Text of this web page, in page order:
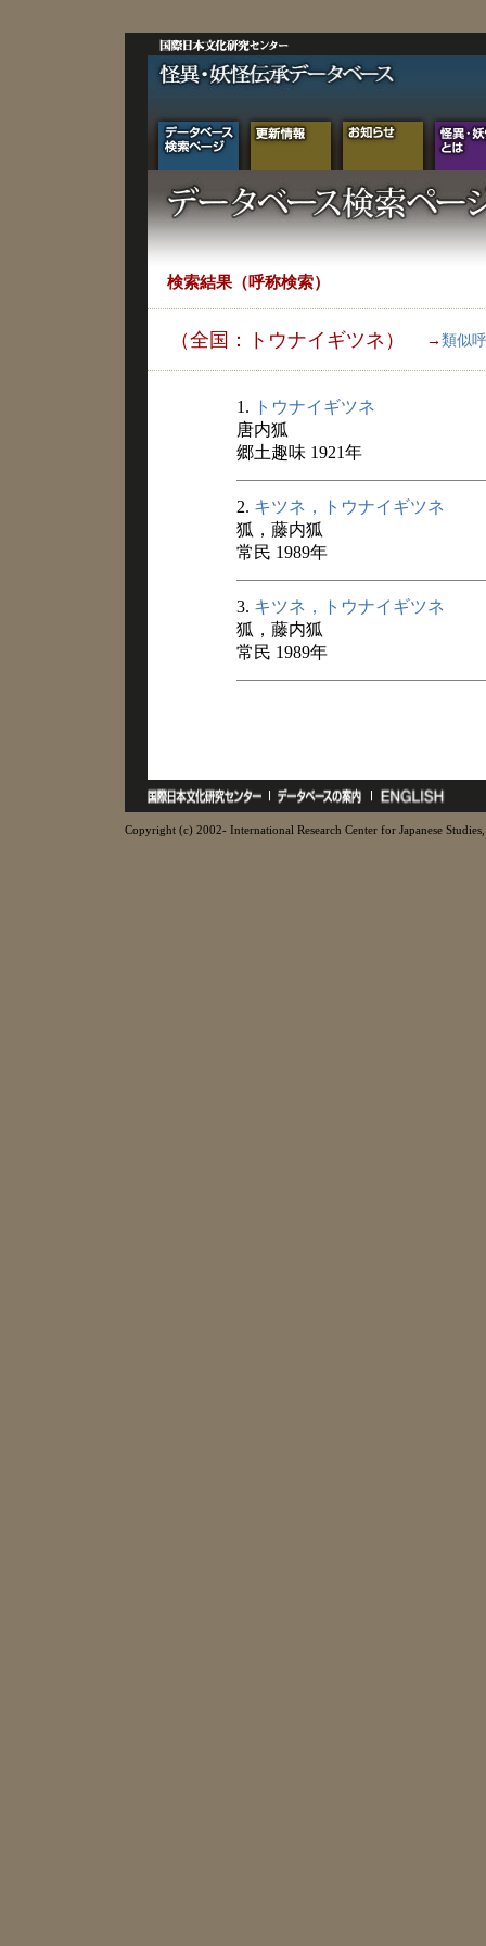
検索結果（呼称検索）
（全国：トウナイギツネ） → 類似
1.
トウナイギツネ
唐内狐
郷土趣味 1921年
2. キツネ，トウナイギツネ
狐，藤内狐
常民 1989年
3. キツネ，トウナイギツネ
狐，藤内狐
常民 1989年
Copyright (c) 2002- International Research Center for Japanese